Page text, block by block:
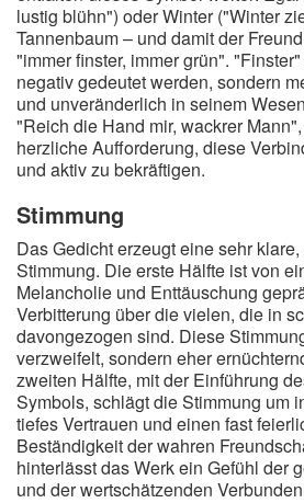
lustig blühn") oder Winter ("Winter
Tannenbaum – und damit der
"immer finster, immer grün".
negativ gedeutet werden, sondern
und unveränderlich in seinem
"Reich die Hand mir, wackrer
herzliche Aufforderung, diese
und aktiv zu bekräftigen.
Stimmung
Das Gedicht erzeugt eine sehr
Stimmung. Die erste Hälfte ist von
Melancholie und Enttäuschung
Verbitterung über die vielen, die in
davongezogen sind. Diese
verzweifelt, sondern eher
zweiten Hälfte, mit der Einführung
Symbols, schlägt die Stimmung um
tiefes Vertrauen und einen fast
Beständigkeit der wahren
hinterlässt das Werk ein Gefühl der
und der wertschätzenden